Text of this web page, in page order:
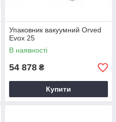
Упаковник вакуумний Orved
Evox 25
В наявності
54 878 ₴
Купити